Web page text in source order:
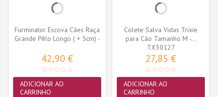
Furminator Escova Cães Raça
Grande Pêlo Longo ( + 5cm) -
42,90 €
ADICIONAR AO
CARRINHO
Colete Salva Vidas Trixie
para Cão Tamanho M -...
TX30127
27,85 €
ADICIONAR AO
CARRINHO